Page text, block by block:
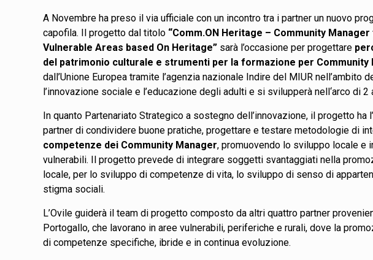
A Novembre ha preso il via ufficiale con un incontro tra i partner un nuovo
capofila. Il progetto dal titolo “Comm.ON Heritage – Community
Vulnerable Areas based On Heritage” sarà l’occasione per progettare
del patrimonio culturale e strumenti per la formazione per Community
dall’Unione Europea tramite l’agenzia nazionale Indire del MIUR nell’ambito
l’innovazione sociale e l’educazione degli adulti e si svilupperà nell‘arco di
In quanto Partenariato Strategico a sostegno dell’innovazione, il progetto ha
partner di condividere buone pratiche, progettare e testare metodologie di
competenze dei Community Manager, promuovendo lo sviluppo locale e
vulnerabili. Il progetto prevede di integrare soggetti svantaggiati nella
locale, per lo sviluppo di competenze di vita, lo sviluppo di senso di
stigma sociali.
L’Ovile guiderà il team di progetto composto da altri quattro partner
Portogallo, che lavorano in aree vulnerabili, periferiche e rurali, dove la
di competenze specifiche, ibride e in continua evoluzione.